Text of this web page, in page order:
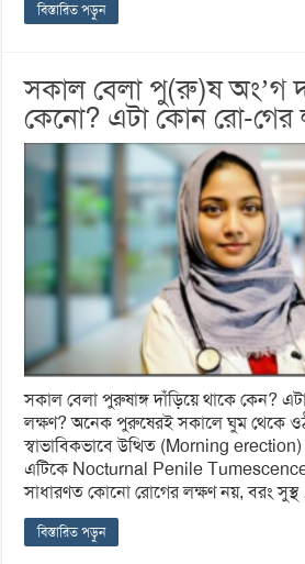
বিস্তারিত পড়ুন
সকাল বেলা পু(রু)ষ অং’গ
কেনো? এটা কোন রো-গের
সকাল বেলা পুরুষাঙ্গ দাঁড়িয়ে থাকে কেন?
লক্ষণ? অনেক পুরুষেরই সকালে ঘুম থেকে
স্বাভাবিকভাবে উত্থিত (Morning erection)
এটিকে Nocturnal Penile
সাধারণত কোনো রোগের লক্ষণ নয়, বরং
বিস্তারিত পড়ুন